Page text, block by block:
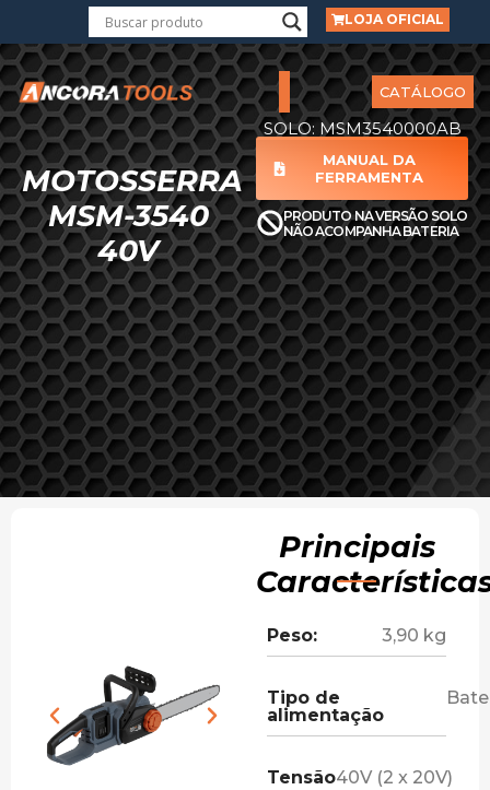
LOJA OFICIAL
CATÁLOGO
MOTOSSERRA
MSM-3540
40V
SOLO: MSM3540000AB
MANUAL DA
FERRAMENTA
PRODUTO NA VERSÃO SOLO
NÃO ACOMPANHA BATERIA
Principais
Peso: 3,90 kg
Tipo de
alimentação
Tensão40V (2 x 20V)